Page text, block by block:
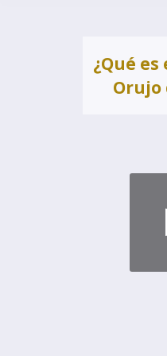
¿Qué
Orujo